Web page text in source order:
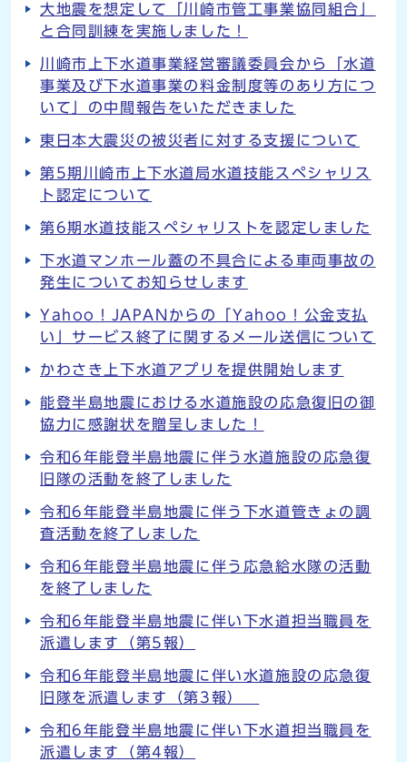
大地震を想定して「川崎市管工事業協同組合」
と合同訓練を実施しました！
川崎市上下水道事業経営審議委員会から「水道
事業及び下水道事業の料金制度等のあり方につ
いて」の中間報告をいただきました
東日本大震災の被災者に対する支援について
第5期川崎市上下水道局水道技能スペシャリス
ト認定について
第6期水道技能スペシャリストを認定しました
下水道マンホール蓋の不具合による車両事故の
発生についてお知らせします
Yahoo！JAPANからの「Yahoo！公金支払
い」サービス終了に関するメール送信について
かわさき上下水道アプリを提供開始します
能登半島地震における水道施設の応急復旧の御
協力に感謝状を贈呈しました！
令和6年能登半島地震に伴う水道施設の応急復
旧隊の活動を終了しました
令和6年能登半島地震に伴う下水道管きょの調
査活動を終了しました
令和6年能登半島地震に伴う応急給水隊の活動
を終了しました
令和6年能登半島地震に伴い下水道担当職員を
派遣します（第5報）
令和6年能登半島地震に伴い水道施設の応急復
旧隊を派遣します（第3報）
令和6年能登半島地震に伴い下水道担当職員を
派遣します（第4報）